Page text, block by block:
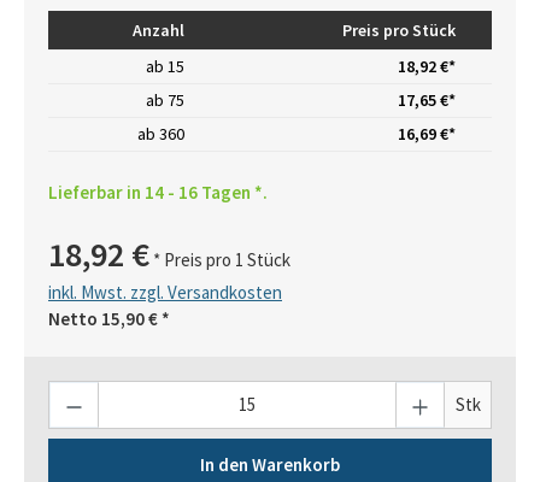
Anzahl
Preis pro Stück
ab 15
18,92 €*
ab 75
17,65 €*
ab 360 16,69 €*
Lieferbar in 14 - 16 Tagen *.
18,92 € * Preis pro 1 Stück
inkl. Mwst. zzgl. Versandkosten
Netto 15,90 € *
Stk
In den Warenkorb